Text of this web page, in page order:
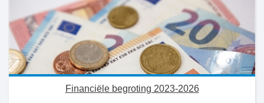
Financiële begroting 2023-2026